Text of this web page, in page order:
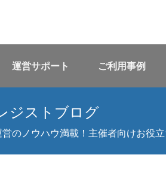
運営サポート ご利用事例
ジストブログ
のノウハウ満載！主催者向けお役